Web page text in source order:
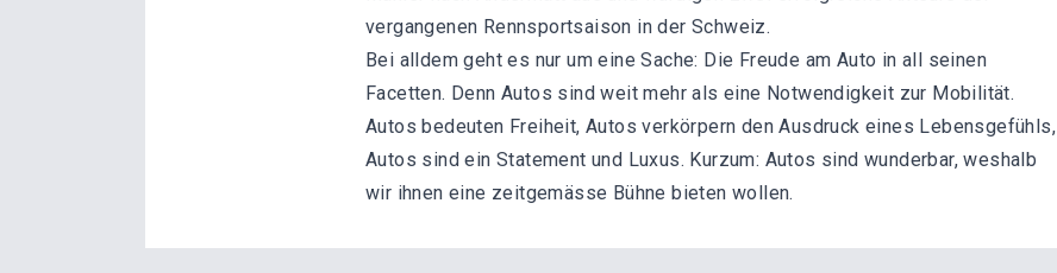
vergangenen Rennsportsaison in der Schweiz.
Bei alldem geht es nur um eine Sache: Die Freude am Auto in all seinen
Facetten. Denn Autos sind weit mehr als eine Notwendigkeit zur Mobilität.
Autos bedeuten Freiheit, Autos verkörpern den Ausdruck eines Lebensgefühls,
Autos sind ein Statement und Luxus. Kurzum: Autos sind wunderbar, weshalb
wir ihnen eine zeitgemässe Bühne bieten wollen.